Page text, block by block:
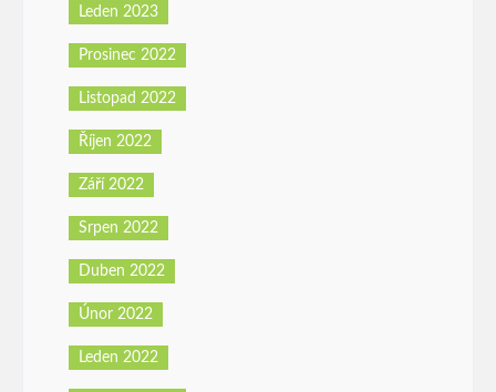
Leden 2023
Prosinec 2022
Listopad 2022
Říjen 2022
Září 2022
Srpen 2022
Duben 2022
Únor 2022
Leden 2022